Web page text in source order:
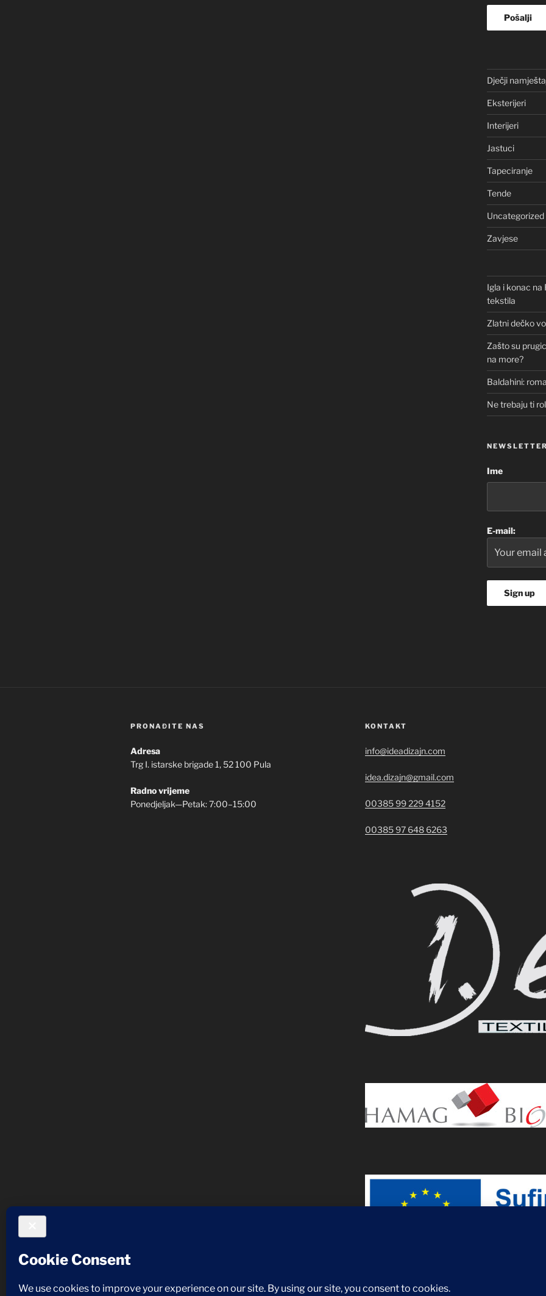
Dječji
Eksterijeri
Interijeri
Jastuci
Tapeciranje
Tende
Uncategorized
Zavjese
Igla i konac na
tekstila
Zlatni dečko
Zašto su
na more?
Baldahini:
Ne trebaju ti
Ime
E-mail:
PRONAĐITE NAS
Adresa
Trg I. istarske brigade 1, 52 100 Pula
Radno vrijeme
Ponedjeljak—Petak: 7:00–15:00
KONTAKT
info@ideadizajn.com
idea.dizajn@gmail.com
00385 99 229 4152
00385 97 648 6263